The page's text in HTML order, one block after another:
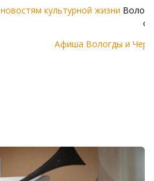
новостям культурной жизни
Афиша Вологды и